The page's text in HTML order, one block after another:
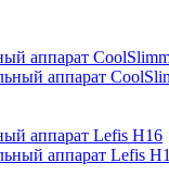
аппарат
аппарат Lefis H16